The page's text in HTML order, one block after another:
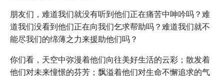
朋友们，难道我们就没有听到他们正在痛苦中呻吟吗？难
道我们没看到他们正在向我们乞求帮助吗？难道我们就不
能尽我们的绵薄之力来援助他们吗？
你们看，天空中弥漫着他们向往美好生活的云彩；散发着
他们对未来憧憬的芬芳；飘溢着他们对生命不懈追求的气